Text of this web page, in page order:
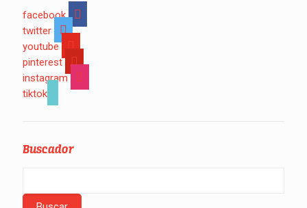
facebook
twitter
youtube
pinterest
instagram
tiktok
Buscador